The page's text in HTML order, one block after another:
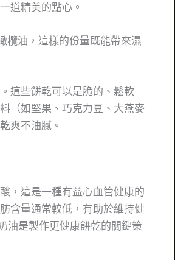
道精美的點心。
欖油，這樣的份量既能帶來濕
這些餅乾可以是脆的、鬆軟
（如堅果、巧克力豆、大燕麥
爽不油膩。
，這是一種有益心血管健康的
含量通常較低，有助於維持健
油是製作更健康餅乾的關鍵策